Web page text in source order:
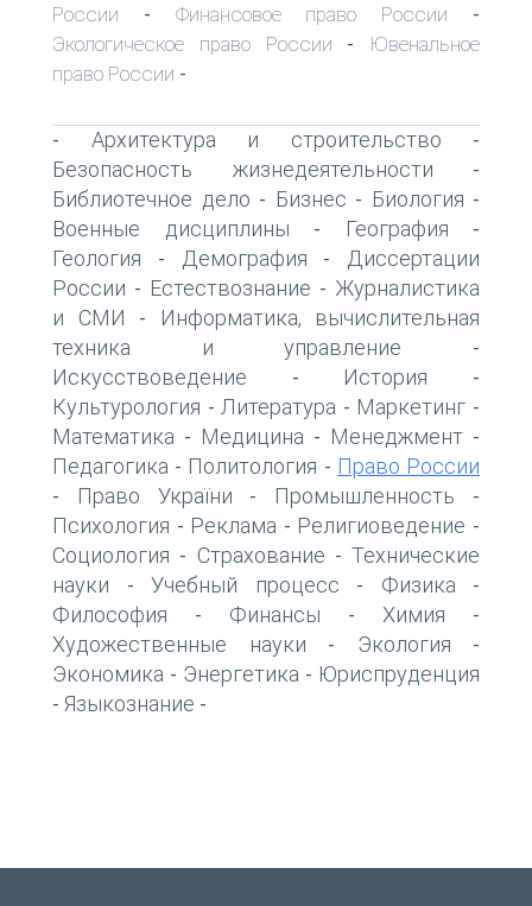
России - Финансовое право России -
Экологическое право России -
Ювенальное
право России -
- Архитектура и строительство -
Безопасность жизнедеятельности -
Библиотечное дело - Бизнес - Биология -
Военные дисциплины - География -
Геология - Демография -
Диссертации
России - Естествознание - Журналистика
и СМИ -
Информатика, вычислительная
техника и управление -
Искусствоведение - История -
Культурология - Литература - Маркетинг -
Математика - Медицина - Менеджмент -
Педагогика - Политология - Право России
- Право України - Промышленность -
Психология - Реклама - Религиоведение -
Социология - Страхование - Технические
науки - Учебный процесс - Физика -
Философия - Финансы - Химия -
Художественные науки - Экология -
Экономика - Энергетика - Юриспруденция
- Языкознание -